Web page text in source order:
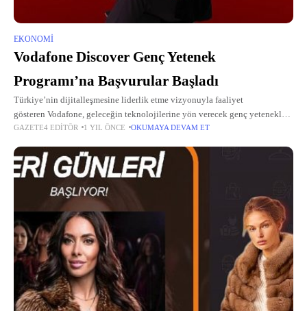
EKONOMI
Vodafone Discover Genç Yetenek
Programı’na Başvurular Başladı
Türkiye’nin dijitalleşmesine liderlik etme vizyonuyla faaliyet
gösteren Vodafone, geleceğin teknolojilerine yön verecek genç yetenekleri
bünyesine katmaya devam ediyor.
GAZETE4 EDITÖR 1 YIL ÖNCE OKUMAYA DEVAM ET